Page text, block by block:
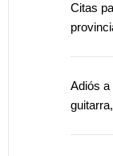
Citas
Adiós a